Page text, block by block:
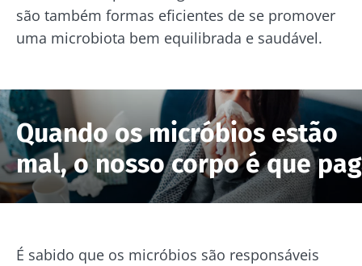
são também formas eficientes de se promover
uma microbiota bem equilibrada e saudável.
Quando os micróbios estão
mal, o nosso corpo é que
É sabido que os micróbios são responsáveis